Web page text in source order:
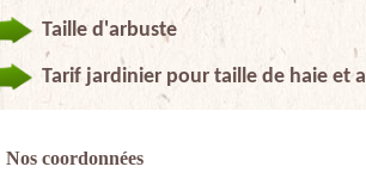
Taille d'arbuste
Tarif jardinier pour taille de haie et
Nos coordonnées